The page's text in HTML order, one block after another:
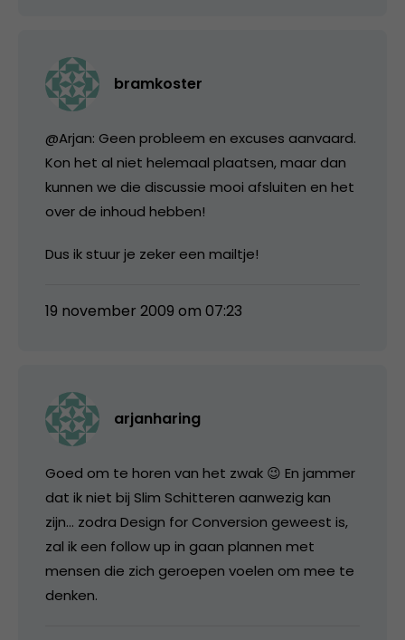
bramkoster
@Arjan: Geen probleem en excuses aanvaard.
Kon het al niet helemaal plaatsen, maar dan
kunnen we die discussie mooi afsluiten en het
over de inhoud hebben!
Dus ik stuur je zeker een mailtje!
19 november 2009 om 07:23
arjanharing
Goed om te horen van het zwak 😉 En jammer
dat ik niet bij Slim Schitteren aanwezig kan
zijn… zodra Design for Conversion geweest is,
zal ik een follow up in gaan plannen met
mensen die zich geroepen voelen om mee te
denken.